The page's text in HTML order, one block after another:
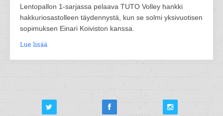
Lentopallon 1-sarjassa pelaava TUTO Volley hankki
hakkuriosastolleen täydennystä, kun se solmi yksivuotisen
sopimuksen Einari Koiviston kanssa.
Lue lisää